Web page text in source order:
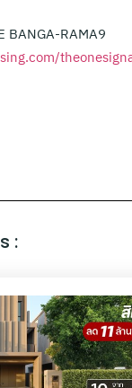
BANGA-RAMA9
: